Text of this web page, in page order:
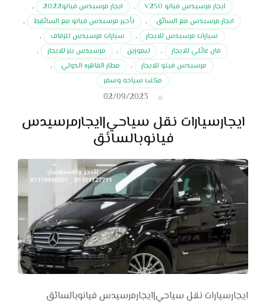
ايجار مرسيدس فيانو V250
, ايجار مرسيدس فيانو2022
,
ايجار مرسيدس مع السائق
, تأحير مرسيدس فيانو مع السائقط
,
سيارات مرسيدس للايجار
, سيارات مرسيدس للزفاف
,
فان عائلي للايجار
, ليموزين , مرسيدس بنز للايجار
,
مرسيدس فيتو للايجار
, مطار القاهره الدولي
,
مكتب سياحه وسفر
02/09/2023
ايجارسيارات نقل سياحي|ايجارمرسيدس
فيانوبالسائق
ايجارسيارات نقل سياحي|ايجارمرسيدس فيانوبالسائق